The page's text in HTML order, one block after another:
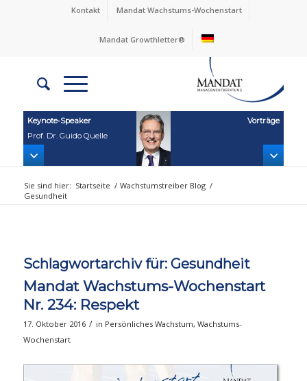
Kontakt Mandat Wachstums-Wochenstart
Mandat Growthletter®
Keynote‑Speaker
Prof. Dr. Guido Quelle
Vorträge
Sie sind hier: Startseite / Wachstumstreiber Blog /
Gesundheit
Schlagwortarchiv für: Gesundheit
Mandat Wachstums-Wochenstart
Nr. 234: Respekt
17. Oktober 2016 / in Persönliches Wachstum, Wachstums-
Wochenstart